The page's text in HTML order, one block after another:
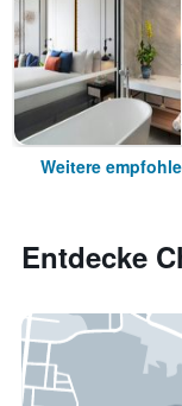
Weitere
Entdecke